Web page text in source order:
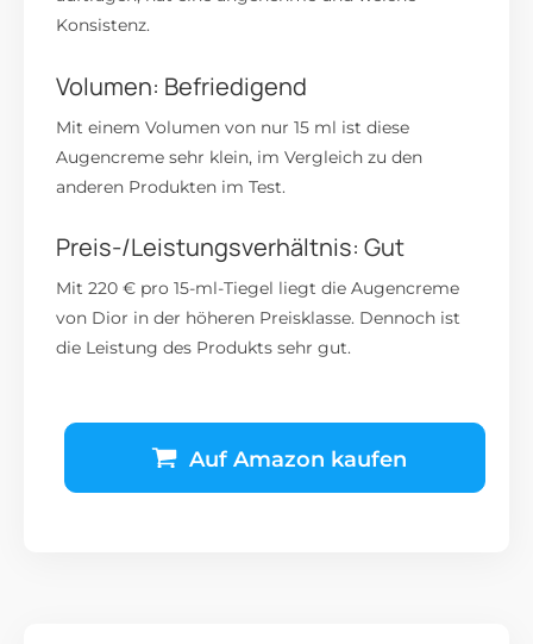
Konsistenz.
Volumen: Befriedigend
Mit einem Volumen von nur 15 ml ist diese
Augencreme sehr klein, im Vergleich zu den
anderen Produkten im Test.
Preis-/Leistungsverhältnis: Gut
Mit 220 € pro 15-ml-Tiegel liegt die Augencreme
von Dior in der höheren Preisklasse. Dennoch ist
die Leistung des Produkts sehr gut.
Auf Amazon kaufen